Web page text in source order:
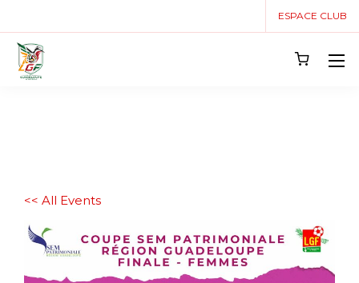
ESPACE CLUB
<< All Events